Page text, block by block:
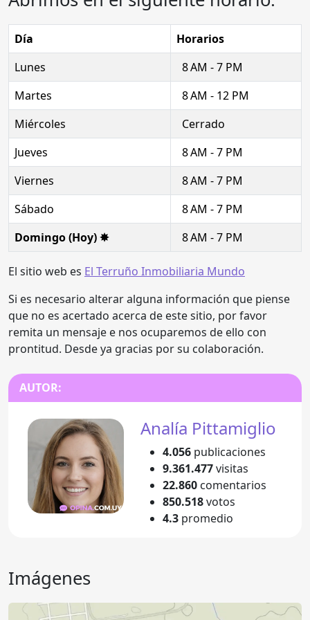
Día
Horarios
Lunes
8 AM - 7 PM
Martes
8 AM - 12 PM
Miércoles
Cerrado
Jueves
8 AM - 7 PM
Viernes
8 AM - 7 PM
Sábado
8 AM - 7 PM
Domingo (Hoy) ✸
8 AM - 7 PM
El sitio web es El Terruño Inmobiliaria Mundo
Si es necesario alterar alguna información que piense
que no es acertado acerca de este sitio, por favor
remita un mensaje e nos ocuparemos de ello con
prontitud. Desde ya gracias por su colaboración.
AUTOR:
Analía Pittamiglio
4.056 publicaciones
9.361.477visitas
22.860 comentarios
850.518votos
4.3 promedio
Imágenes